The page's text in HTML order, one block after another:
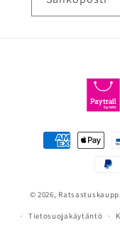
Maksutavat
© 2026,
Tietosuojakäytäntö